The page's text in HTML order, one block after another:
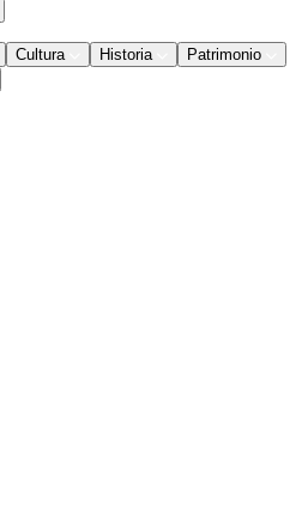
Cultura Historia
Patrimonio